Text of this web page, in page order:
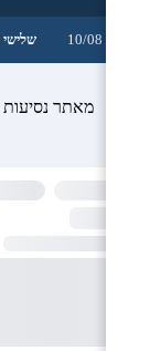
שלישי 11/08
מאתר נסיעות